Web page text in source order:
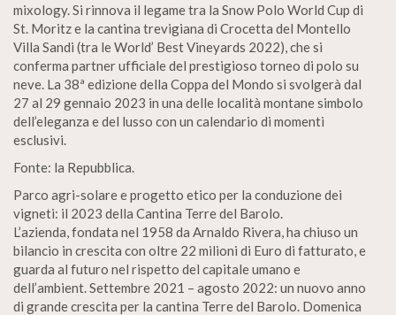
mixology. Si rinnova il legame tra la Snow Polo World Cup di
St. Moritz e la cantina trevigiana di Crocetta del Montello
Villa Sandi (tra le World’ Best Vineyards 2022), che si
conferma partner ufficiale del prestigioso torneo di polo su
neve. La 38ª edizione della Coppa del Mondo si svolgerà dal
27 al 29 gennaio 2023 in una delle località montane simbolo
dell’eleganza e del lusso con un calendario di momenti
esclusivi.
Fonte: la Repubblica.
Parco agri-solare e progetto etico per la conduzione dei
vigneti: il 2023 della Cantina Terre del Barolo.
L’azienda, fondata nel 1958 da Arnaldo Rivera, ha chiuso un
bilancio in crescita con oltre 22 milioni di Euro di fatturato, e
guarda al futuro nel rispetto del capitale umano e
dell’ambient. Settembre 2021 – agosto 2022: un nuovo anno
di grande crescita per la cantina Terre del Barolo. Domenica